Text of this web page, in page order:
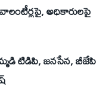
వాలంటీర్లపై, అధికారులపై
టిడిపి, జనసేన, బీజేపి